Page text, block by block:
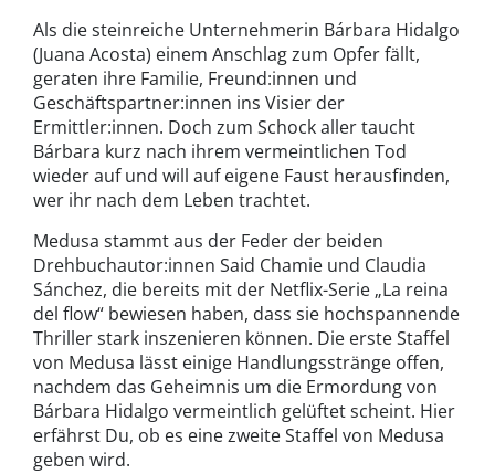
Als die steinreiche Unternehmerin Bárbara Hidalgo
(Juana Acosta) einem Anschlag zum Opfer fällt,
geraten ihre Familie, Freund:innen und
Geschäftspartner:innen ins Visier der
Ermittler:innen. Doch zum Schock aller taucht
Bárbara kurz nach ihrem vermeintlichen Tod
wieder auf und will auf eigene Faust herausfinden,
wer ihr nach dem Leben trachtet.
Medusa stammt aus der Feder der beiden
Drehbuchautor:innen Said Chamie und Claudia
Sánchez, die bereits mit der Netflix-Serie „La reina
del flow“ bewiesen haben, dass sie hochspannende
Thriller stark inszenieren können. Die erste Staffel
von Medusa lässt einige Handlungsstränge offen,
nachdem das Geheimnis um die Ermordung von
Bárbara Hidalgo vermeintlich gelüftet scheint. Hier
erfährst Du, ob es eine zweite Staffel von Medusa
geben wird.